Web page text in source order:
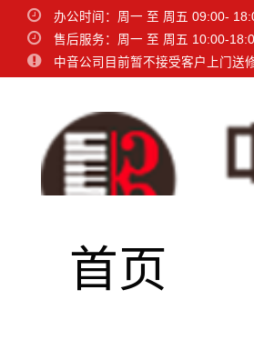
办公时间：周一 至 周五 09:00-
售后服务：周一 至 周五 10:00-
中音公司目前暂不接受客户上门送
首页